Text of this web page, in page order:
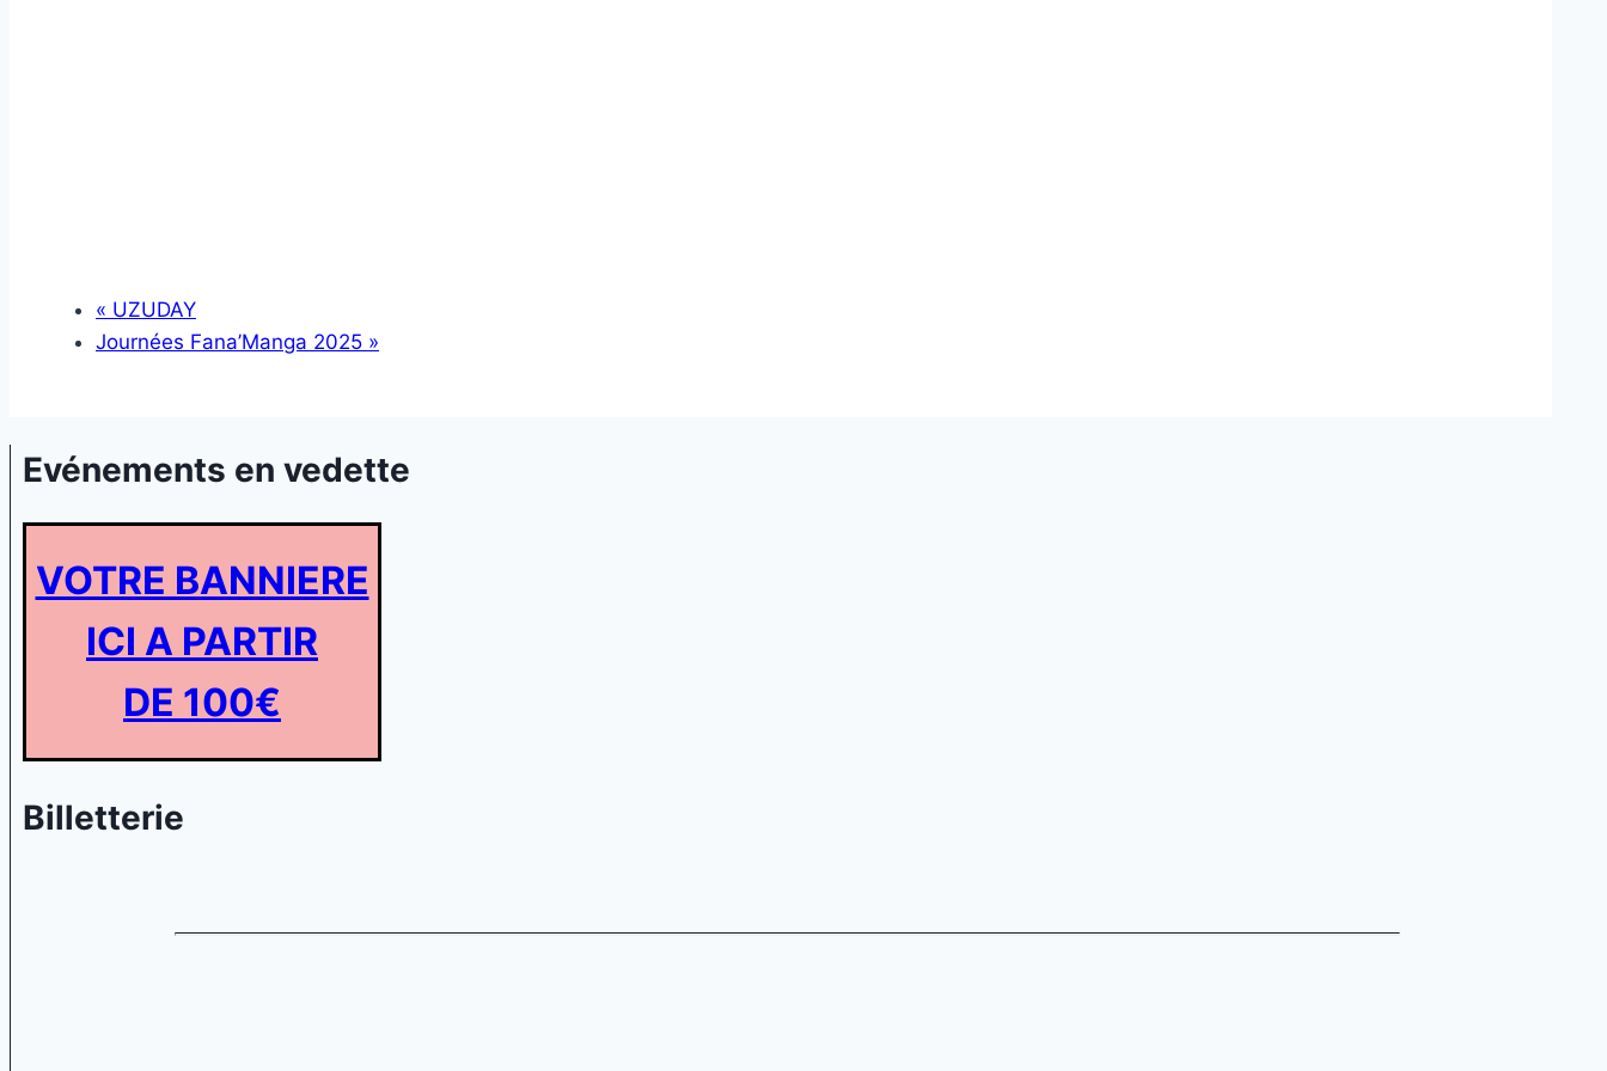
« UZUDAY
Journées Fana’Manga 2025 »
Evénements en vedette
VOTRE BANNIERE
ICI A PARTIR
DE 100€
Billetterie